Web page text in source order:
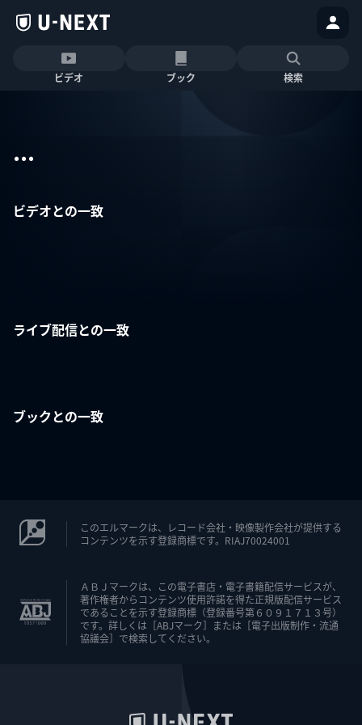
ビデオ ブック 検索
...
ビデオとの一致
ライブ配信との一致
ブックとの一致
このエルマークは、レコード会社・映像製作会社が提供する
コンテンツを示す登録商標です。RIAJ70024001
ＡＢＪマークは、この電子書店・電子書籍配信サービスが、
著作権者からコンテンツ使用許諾を得た正規版配信サービス
であることを示す登録商標（登録番号第６０９１７１３号）
です。詳しくは［ABJマーク］または［電子出版制作・流通
協議会］で検索してください。